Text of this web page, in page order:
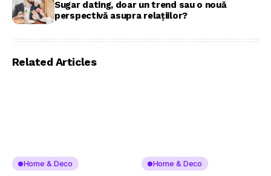
Sugar dating, doar un trend sau o nouă
perspectivă asupra relațiilor?
Related Articles
Home & Deco Home & Deco